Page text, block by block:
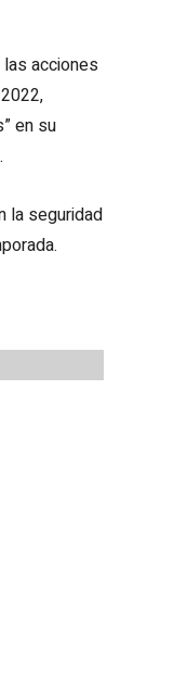
acciones
en su
la seguridad